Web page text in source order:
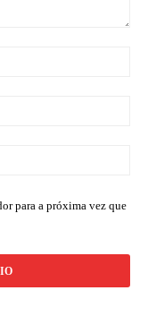
para a próxima vez que